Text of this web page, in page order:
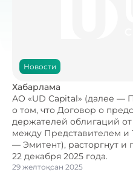
Новости
Хабарлама
АО «UD Capital» (далее —
о том, что Договор о
держателей облигаций от
между Представителем и
— Эмитент), расторгнут и
22 декабря 2025 года.
29 желтоқсан 2025